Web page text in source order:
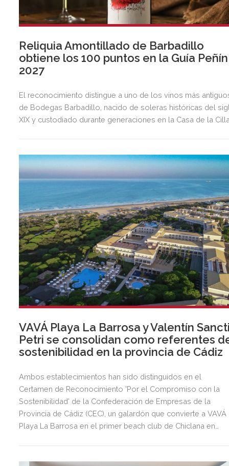
Reliquia Amontillado de Barbadillo
obtiene los 100 puntos en la Guía Peñín
2027
El reconocimiento distingue a uno de los vinos más
de Bodegas Barbadillo, nacido de soleras históricas del
XIX y custodiado durante generaciones en la Casa de la
VAVÁ Playa La Barrosa y Valentín
Petri se consolidan como referentes
sostenibilidad en la provincia de Cádiz
Ambos establecimientos han sido distinguidos en el
Certamen de Reconocimiento 'Por el Compromiso con la
Sostenibilidad' de la Confederación de Empresas de la
Provincia de Cádiz (CEC), un galardón que convierte a VAVÁ
Playa La Barrosa en el primer beach club de Chiclana en